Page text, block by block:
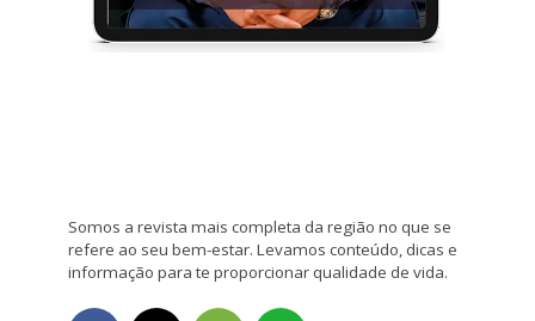
Somos a revista mais completa da região no que se
refere ao seu bem-estar. Levamos conteúdo, dicas e
informação para te proporcionar qualidade de vida.